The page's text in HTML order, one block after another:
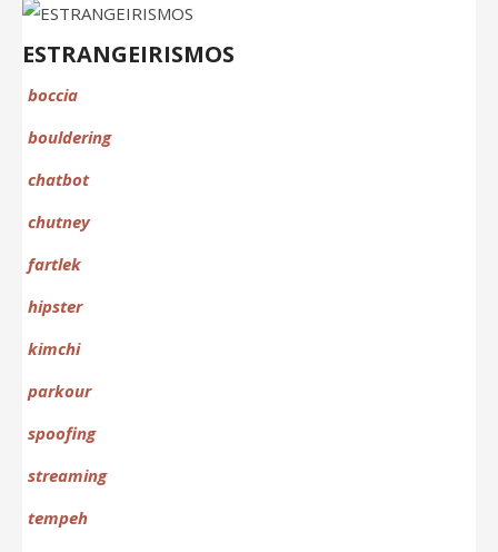
ESTRANGEIRISMOS
boccia
bouldering
chatbot
chutney
fartlek
hipster
kimchi
parkour
spoofing
streaming
tempeh